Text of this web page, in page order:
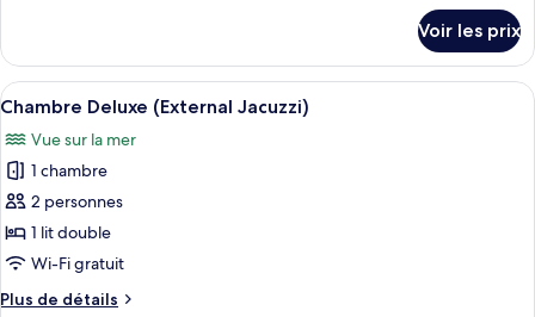
mer
le
type
de
Chambre
Standard,
mer
Voir les prix
Afficher
toutes
les
photos
pour
ce
type
Chambre Deluxe (External Jacuzzi) |
20
Chambre Deluxe (External Jacuzzi)
Vue sur la mer
1 chambre
2 personnes
1 lit double
Wi-Fi gratuit
Plus de détails
Plus